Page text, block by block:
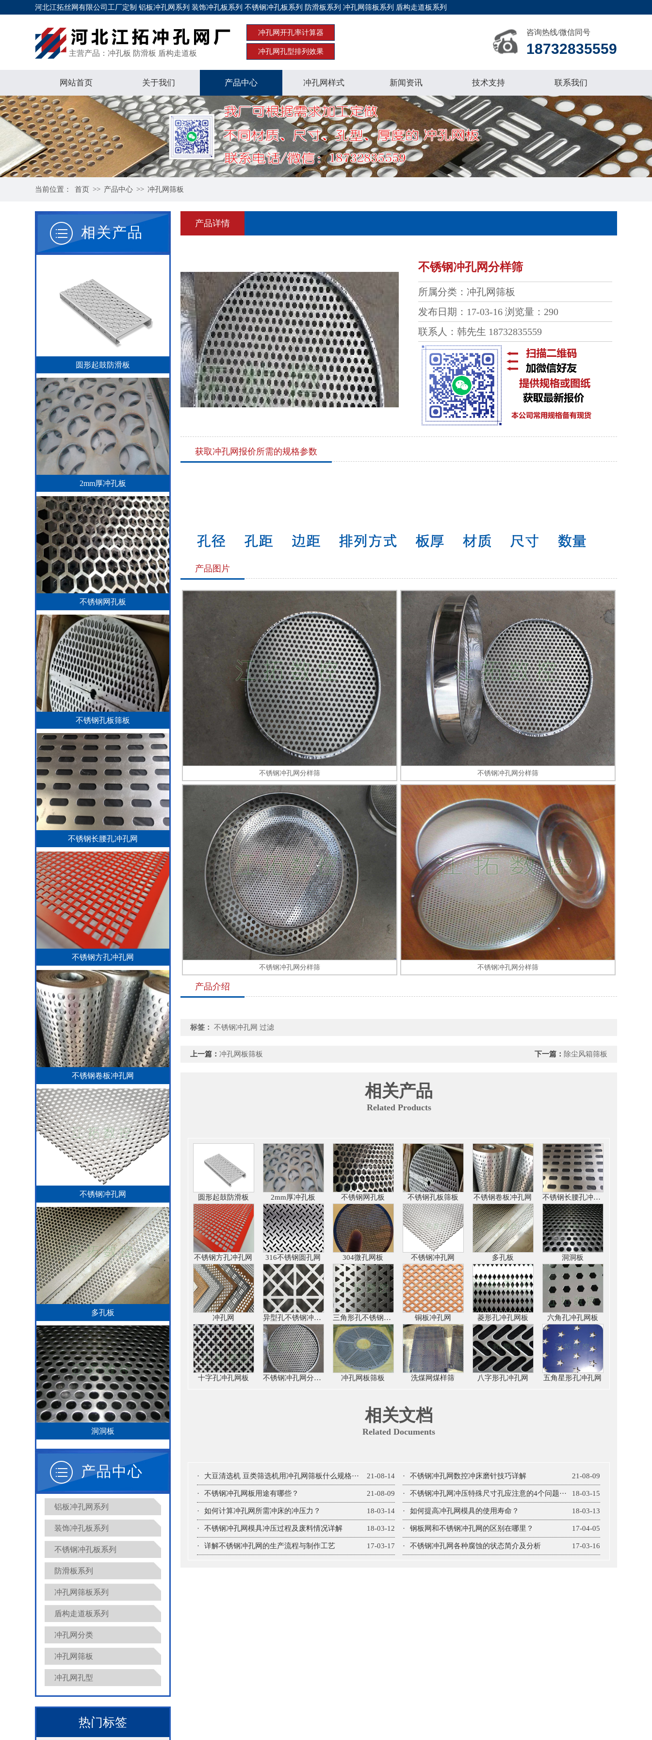
河北江拓丝网有限公司工厂定制 铝板冲孔网系列 装饰冲孔板系列 不锈钢冲孔板系列 防滑板系列 冲孔网筛板系列 盾构走道板系列
主营产品：冲孔板 防滑板 盾构走道板
冲孔网开孔率计算器
冲孔网孔型排列效果
咨询热线/微信同号
18732835559
网站首页 关于我们 产品中心 冲孔网样式 新闻资讯 技术支持 联系我们
当前位置： 首页 >> 产品中心 >> 冲孔网筛板
相关产品
圆形起鼓防滑板
2mm厚冲孔板
不锈钢网孔板
不锈钢孔板筛板
不锈钢长腰孔冲孔网
不锈钢方孔冲孔网
不锈钢卷板冲孔网
不锈钢冲孔网
多孔板
洞洞板
产品中心
铝板冲孔网系列
装饰冲孔板系列
不锈钢冲孔板系列
防滑板系列
冲孔网筛板系列
盾构走道板系列
冲孔网分类
冲孔网筛板
冲孔网孔型
热门标签
产品详情
不锈钢冲孔网分样筛
所属分类： 冲孔网筛板
发布日期：17-03-16 浏览量：290
联系人：韩先生 18732835559
获取冲孔网报价所需的规格参数
产品图片
不锈钢冲孔网分样筛 不锈钢冲孔网分样筛
不锈钢冲孔网分样筛 不锈钢冲孔网分样筛
产品介绍
标签： 不锈钢冲孔网 过滤
上一篇： 冲孔网板筛板 下一篇： 除尘风箱筛板
相关产品
Related Products
圆形起鼓防滑板 2mm厚冲孔板 不锈钢网孔板 不锈钢孔板筛板 不锈钢卷板冲孔网 不锈钢长腰孔冲孔网
不锈钢方孔冲孔网 316不锈钢圆孔网 304微孔网板 不锈钢冲孔网 多孔板 洞洞板
冲孔网 异型孔不锈钢冲孔网 三角形孔不锈钢冲孔网 铜板冲孔网 菱形孔冲孔网板 六角孔冲孔网板
十字孔冲孔网板 不锈钢冲孔网分样筛 冲孔网板筛板 洗煤网煤样筛 八字形孔冲孔网 五角星形孔冲孔网
相关文档
Related Documents
· 大豆清选机 豆类筛选机用冲孔网筛板什么规格··· 21-08-14 · 不锈钢冲孔网数控冲床磨针技巧详解 21-08-09
· 不锈钢冲孔网板用途有哪些？ 21-08-09 · 不锈钢冲孔网冲压特殊尺寸孔应注意的4个问题··· 18-03-15
· 如何计算冲孔网所需冲床的冲压力？ 18-03-14 · 如何提高冲孔网模具的使用寿命？ 18-03-13
· 不锈钢冲孔网模具冲压过程及废料情况详解 18-03-12 · 钢板网和不锈钢冲孔网的区别在哪里？ 17-04-05
· 详解不锈钢冲孔网的生产流程与制作工艺 17-03-17 · 不锈钢冲孔网各种腐蚀的状态简介及分析 17-03-16